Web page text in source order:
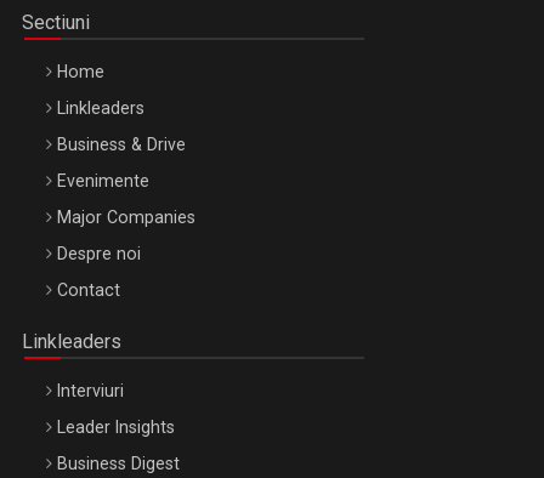
Be Inspired. Make it Happen!, ARTEMIS LETO, ORADEA, 8
Octombrie
Sectiuni
Home
Linkleaders
Business & Drive
Evenimente
Major Companies
Despre noi
Contact
Linkleaders
Interviuri
Leader Insights
Business Digest